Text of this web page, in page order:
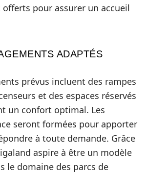
offerts pour assurer un accueil
ADAPTÉS
prévus incluent des rampes
et des espaces réservés
un confort optimal. Les
seront formées pour apporter
à toute demande. Grâce
aspire à être un modèle
le domaine des parcs de